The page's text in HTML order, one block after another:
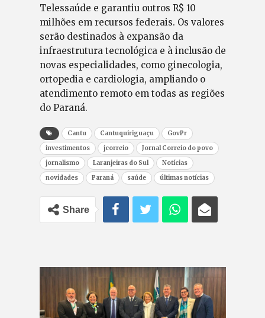
Telessaúde e garantiu outros R$ 10
milhões em recursos federais. Os valores
serão destinados à expansão da
infraestrutura tecnológica e à inclusão de
novas especialidades, como ginecologia,
ortopedia e cardiologia, ampliando o
atendimento remoto em todas as regiões
do Paraná.
Cantu Cantuquiriguaçu
GovPr
investimentos
jcorreio
Jornal Correio do povo
jornalismo
Laranjeiras do Sul
Notícias
novidades
Paraná saúde últimas notícias
Share